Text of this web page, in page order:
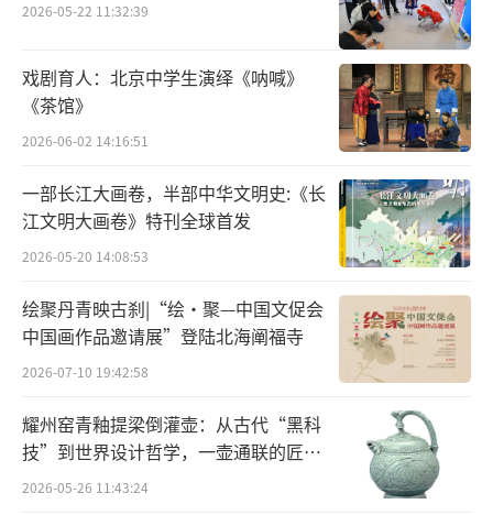
不过，由于木鹊在当时的利用率不高，也
没有得到大家的重视，这项技术并没有流传下
来。
木鹊究竟是怎么飞起来的，而且还维持了
那么久，成了几千年来的谜团。不过，在当时
的条件下，鲁班能做出如此精巧、复杂、飞翔
三日不落的木鹊，实属难得。
上古就有计程车？
2026-05-22 11:32:39
戏剧育人：北京中学生演绎《呐喊》
《茶馆》
2026-06-02 14:16:51
一部长江大画卷，半部中华文明史:《长
江文明大画卷》特刊全球首发
2026-05-20 14:08:53
绘聚丹青映古刹|“绘·聚—中国文促会
中国画作品邀请展”登陆北海阐福寺
2026-07-10 19:42:58
耀州窑青釉提梁倒灌壶：从古代“黑科
技”到世界设计哲学，一壶通联的匠心
宇宙
2026-05-26 11:43:24